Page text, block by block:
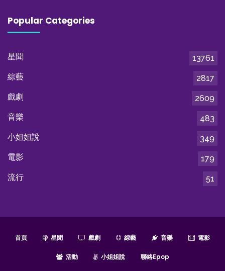
Popular Categories
星聞
13761
綜藝
2817
戲劇
2609
音樂
483
小姐姐說
349
電影
179
流行
51
首頁 星聞 戲劇 綜藝 音樂 電影
活動 小姐姐說 聯絡epop